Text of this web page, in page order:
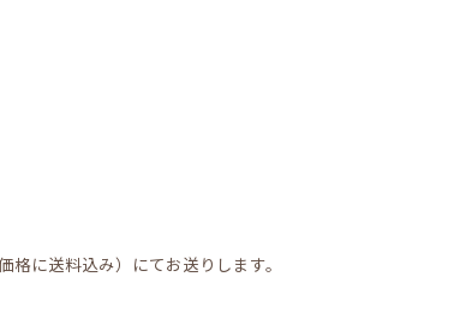
に送料込み）にてお送りします。